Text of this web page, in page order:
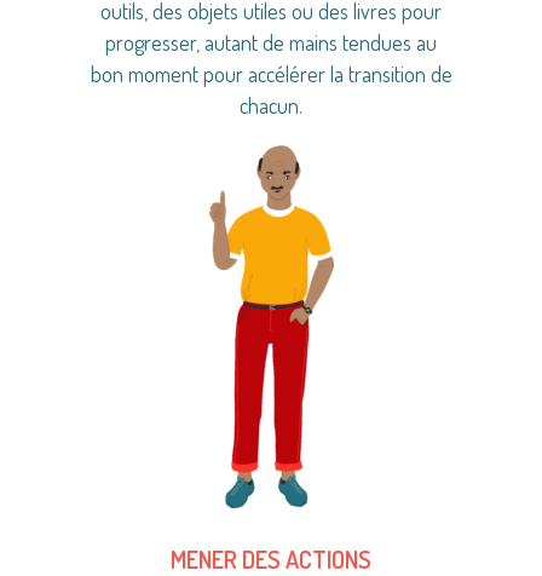
outils, des objets utiles ou des livres pour
progresser, autant de mains tendues au
bon moment pour accélérer la transition de
chacun.
MENER DES ACTIONS